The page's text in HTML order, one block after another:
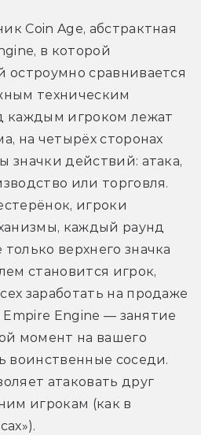
Coin Age, абстрактная
в которой
остроумно сравнивается
техническим
каждым игроком лежат
на четырёх сторонах
значки действий: атака,
или торговля.
игроки
каждый раунд
верхнего значка
становится игрок,
заработать на продаже
Engine — занятие
момент на вашего
воинственные соседи.
атаковать друг
игрокам (как в